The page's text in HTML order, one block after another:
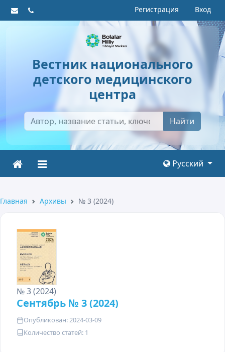
Регистрация Вход
Вестник национального
детского медицинского
центра
Найти
Русский
Главная Архивы № 3 (2024)
№ 3 (2024)
Сентябрь № 3 (2024)
Опубликован: 2024-03-09
Количество статей: 1